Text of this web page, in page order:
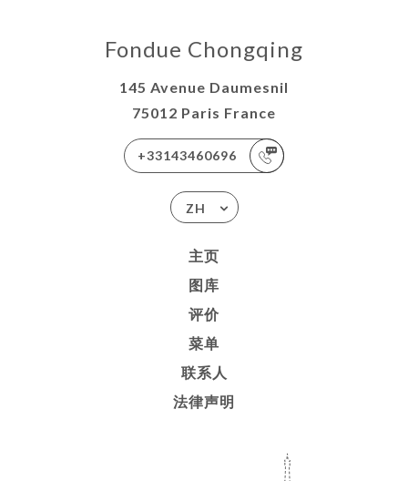
Fondue Chongqing
145 Avenue Daumesnil
75012 Paris France
+33143460696
ZH
主页
图库
评价
菜单
联系人
法律声明